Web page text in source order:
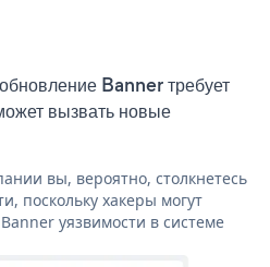
Banner требует
вызвать новые
вы, вероятно, столкнетесь
поскольку хакеры могут
уязвимости в системе